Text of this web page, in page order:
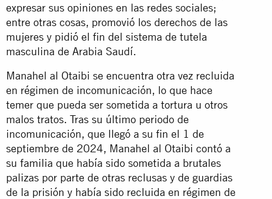
expresar sus opiniones en las redes sociales;
entre otras cosas, promovió los derechos de las
mujeres y pidió el fin del sistema de tutela
masculina de Arabia Saudí.
Manahel al Otaibi se encuentra otra vez recluida
en régimen de incomunicación, lo que hace
temer que pueda ser sometida a tortura u otros
malos tratos. Tras su último periodo de
incomunicación, que llegó a su fin el 1 de
septiembre de 2024, Manahel al Otaibi contó a
su familia que había sido sometida a brutales
palizas por parte de otras reclusas y de guardias
de la prisión y había sido recluida en régimen de